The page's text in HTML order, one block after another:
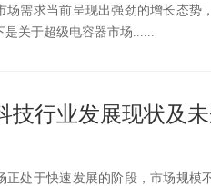
场需求当前呈现出强劲的增长态势
是关于超级电容器市场......
技行业发展现状及
正处于快速发展的阶段，市场规模